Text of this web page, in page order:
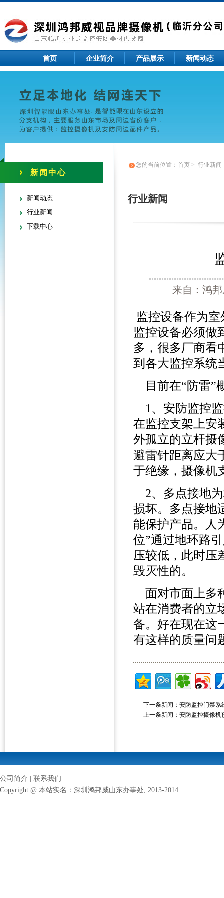
首页 企业简介 产品展示 新闻动态
新闻中心
新闻动态
行业新闻
下载中心
您的当前位置：首页 >行业新闻
行业新闻
来自：鸿
监控设备作为
监控设备必须做
多，很多厂商看
到各大监控系统
目前在“防雷”
1、安防监控
在监控支架上安
外孤立的立杆摄
避雷针距离应大
于绝缘，摄像机
2、多点接地
损坏。多点接地
能保护产品。人
位”通过地环路
压较低，此时压
毁灭性的。
面对市面上多
站在消费者的立
备。好在现在这
有这样的质量问
下一条新闻： 安防监控门禁系
上一条新闻： 安防监控摄像机
公司简介 联系我们
Copyright @ 本站实名： 深圳鸿邦威山东办事处, 2013-2014